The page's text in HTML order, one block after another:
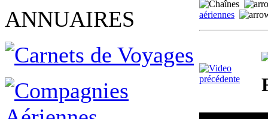
ANNUAIRES aériennes